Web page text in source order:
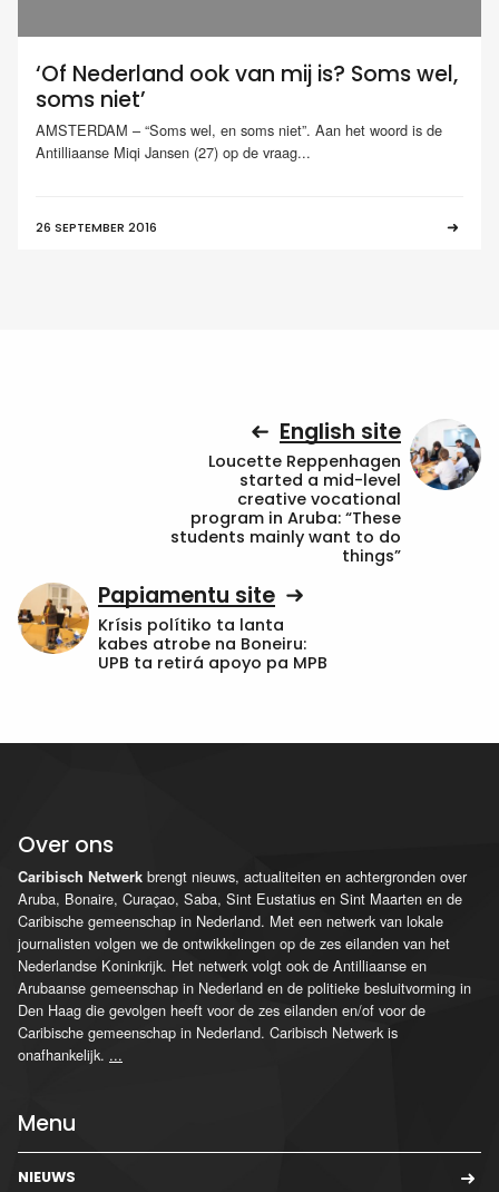
‘Of Nederland ook van mij is? Soms wel,
soms niet’
AMSTERDAM – “Soms wel, en soms niet”. Aan het woord is de
Antilliaanse Miqi Jansen (27) op de vraag...
26 SEPTEMBER 2016
English site
Loucette Reppenhagen
started a mid-level
creative vocational
program in Aruba: “These
students mainly want to do
things”
Papiamentu site
Krísis polítiko ta lanta
kabes atrobe na Boneiru:
UPB ta retirá apoyo pa MPB
Over ons
Caribisch Netwerk brengt nieuws, actualiteiten en achtergronden over
Aruba, Bonaire, Curaçao, Saba, Sint Eustatius en Sint Maarten en de
Caribische gemeenschap in Nederland. Met een netwerk van lokale
journalisten volgen we de ontwikkelingen op de zes eilanden van het
Nederlandse Koninkrijk. Het netwerk volgt ook de Antilliaanse en
Arubaanse gemeenschap in Nederland en de politieke besluitvorming in
Den Haag die gevolgen heeft voor de zes eilanden en/of voor de
Caribische gemeenschap in Nederland. Caribisch Netwerk is
onafhankelijk. ...
Menu
NIEUWS